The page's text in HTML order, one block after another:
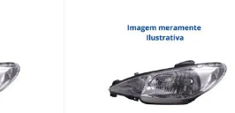
Marca: Orgus